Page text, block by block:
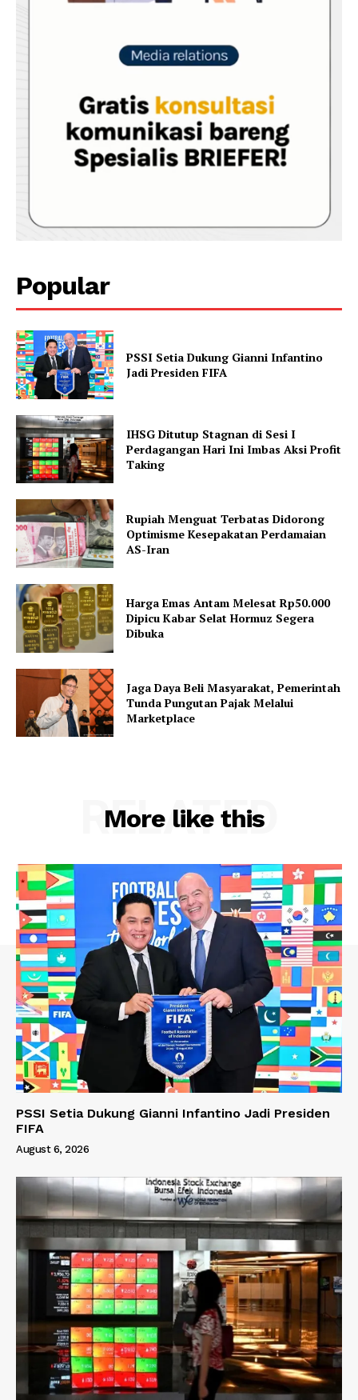
Popular
PSSI Setia Dukung Gianni Infantino
Jadi Presiden FIFA
IHSG Ditutup Stagnan di Sesi I
Perdagangan Hari Ini Imbas Aksi Profit
Taking
Rupiah Menguat Terbatas Didorong
Optimisme Kesepakatan Perdamaian
AS-Iran
Harga Emas Antam Melesat Rp50.000
Dipicu Kabar Selat Hormuz Segera
Dibuka
Jaga Daya Beli Masyarakat, Pemerintah
Tunda Pungutan Pajak Melalui
Marketplace
More like this
RELATED
PSSI Setia Dukung Gianni Infantino Jadi Presiden
FIFA
August 6, 2026